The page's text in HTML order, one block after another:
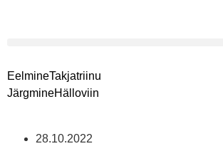
EelmineTakjatriinu
JärgmineHälloviin
28.10.2022